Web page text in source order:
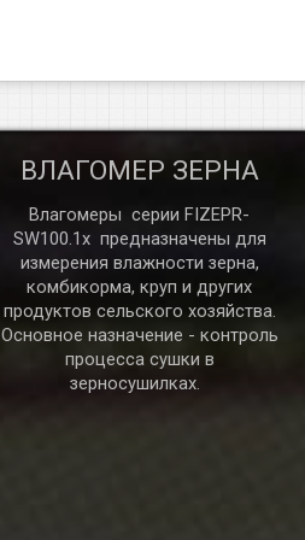
ВЛАГОМЕР ЗЕРНА
Влагомеры серии FIZEPR-
SW100.1х предназначены для
измерения влажности зерна,
комбикорма, круп и других
продуктов сельского хозяйства.
Основное назначение - контроль
процесса сушки в
зерносушилках.